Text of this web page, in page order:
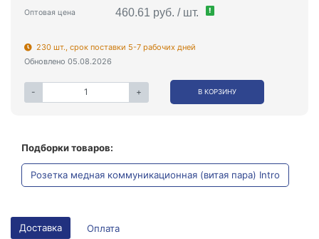
Оптовая цена 460.61 руб. / шт. !
230 шт., срок поставки 5-7 рабочих дней
Обновлено 05.08.2026
- + В КОРЗИНУ
Подборки товаров:
Розетка медная коммуникационная (витая пара) Intro
Доставка Оплата